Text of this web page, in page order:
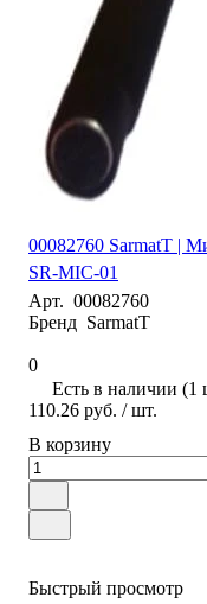
00082760 SarmatT |
SR-MIC-01
Арт. 00082760
Бренд SarmatT
0
Есть в наличии (1
110.26 руб. / шт.
В корзину
Быстрый просмотр